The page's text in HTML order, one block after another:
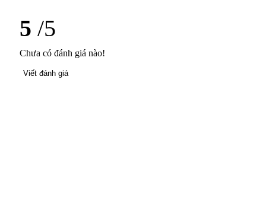
5 /5
Chưa có đánh giá nào!
Viết đánh giá